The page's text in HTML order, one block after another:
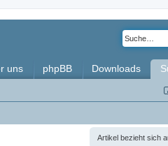
uns phpBB Downloads
Artikel bezieht sich